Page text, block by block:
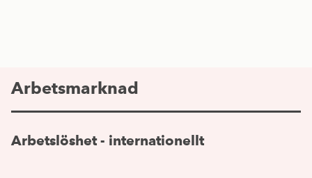
Arbetsmarknad
Arbetslöshet - internationellt